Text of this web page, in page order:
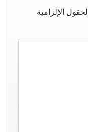
الحقول الإلزامية